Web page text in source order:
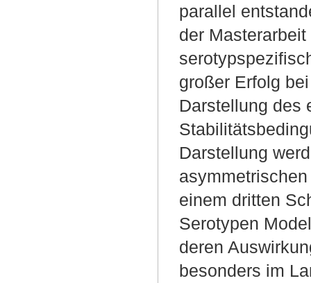
parallel
der
großer Erfolg
Darstellung des
Darstellung
einem dritten
Serotypen
deren
besonders im